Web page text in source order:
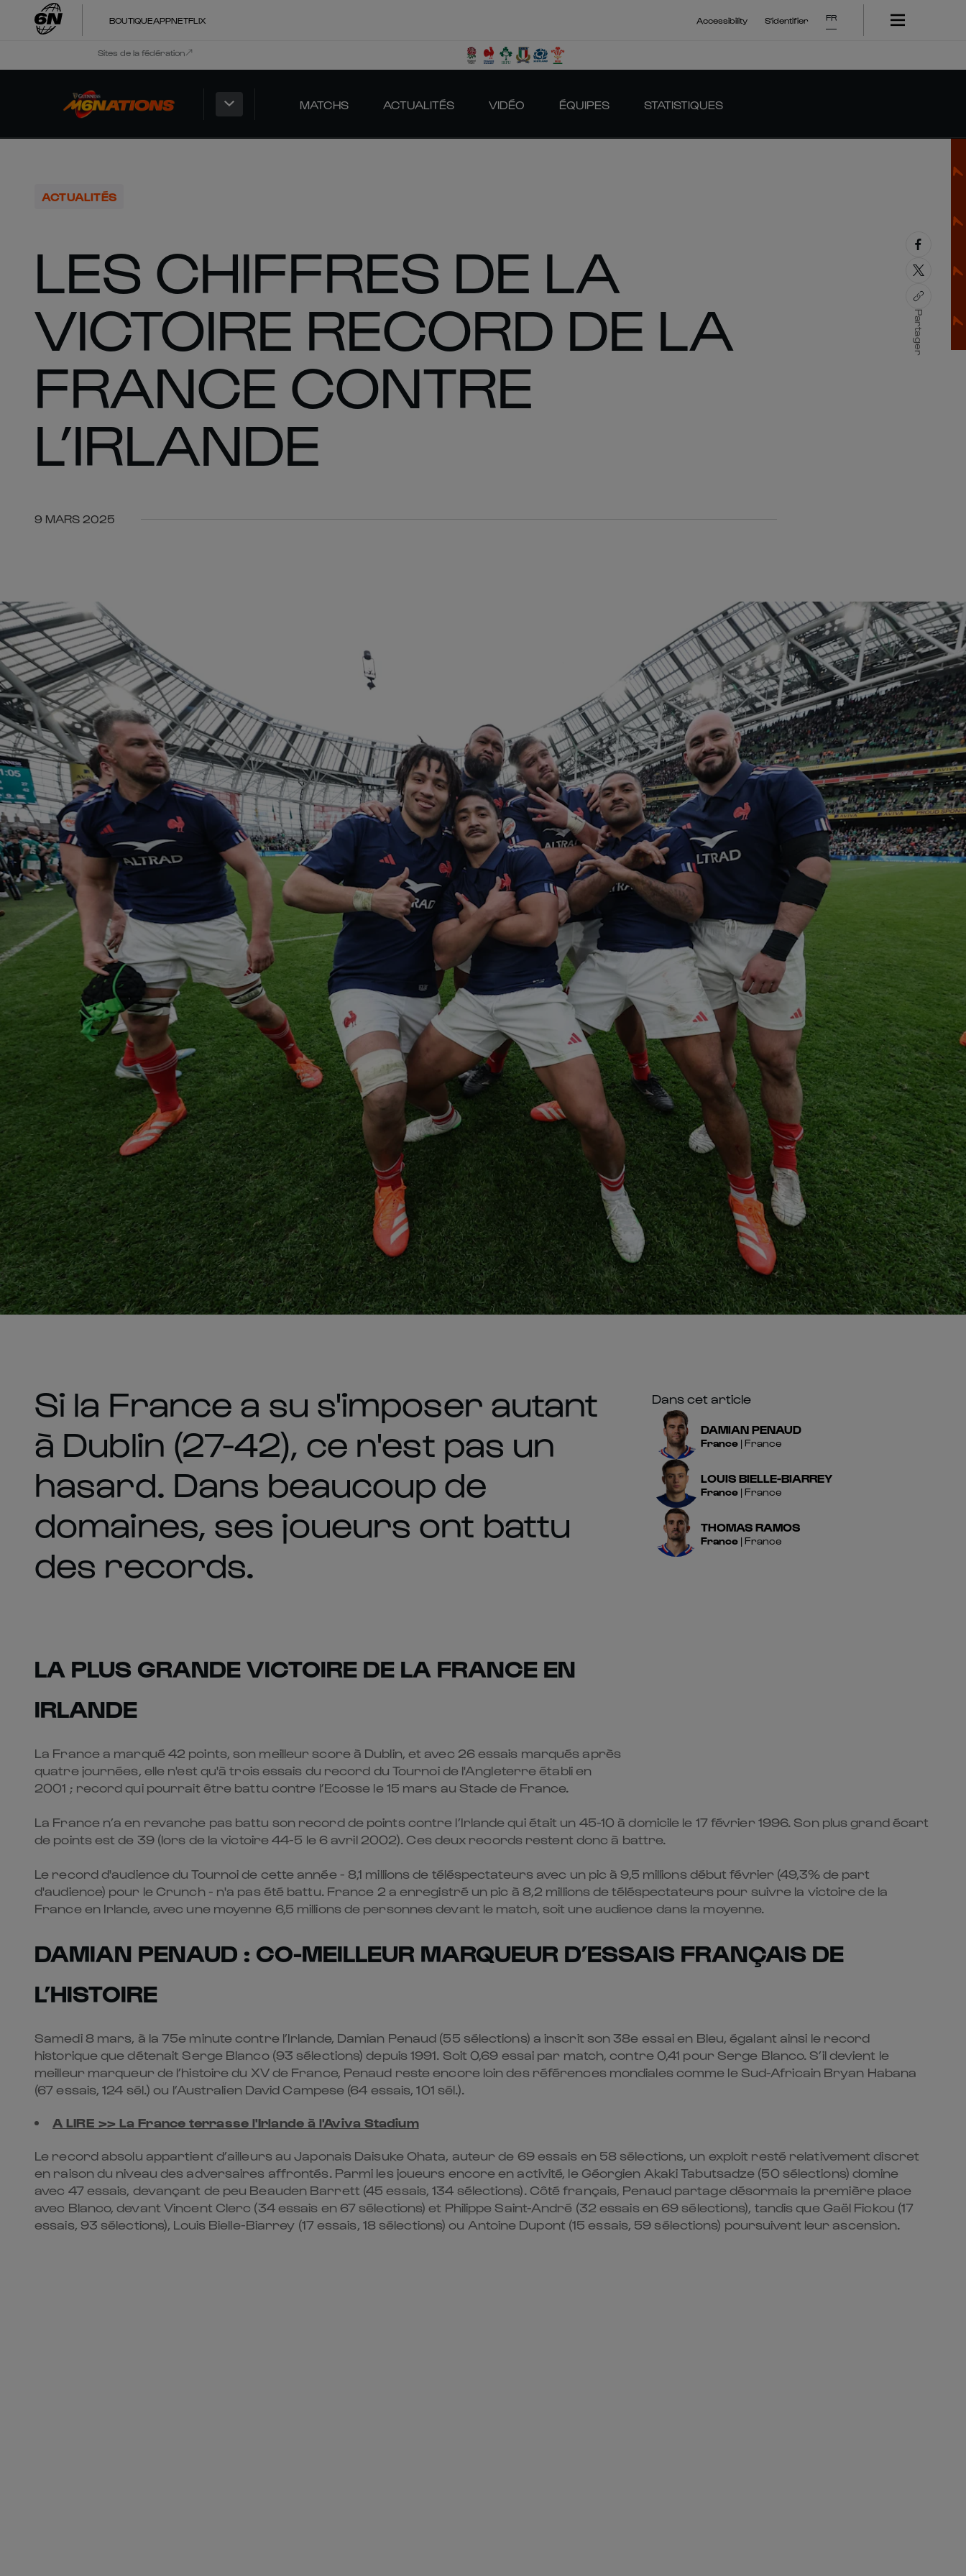
BOUTIQUEAPPNETFLIX Accessibility S'identifier FR
Sites de la fédération
MATCHS ACTUALITÉS VIDÉO ÉQUIPES STATISTIQUES
ACTUALITÉS
LES CHIFFRES DE LA
VICTOIRE RECORD DE LA
FRANCE CONTRE
L’IRLANDE
9 MARS 2025
Partager
Dans cet article
DAMIAN PENAUD
France| France
LOUIS BIELLE-BIARREY
France| France
THOMAS RAMOS
France| France
Si la France a su s'imposer autant
à Dublin (27-42), ce n'est pas un
hasard. Dans beaucoup de
domaines, ses joueurs ont battu
des records.
LA PLUS GRANDE VICTOIRE DE LA FRANCE EN
IRLANDE
La France a marqué 42 points, son meilleur score à Dublin, et avec 26 essais marqués après
quatre journées, elle n'est qu'à trois essais du record du Tournoi de l'Angleterre établi en
2001 ; record qui pourrait être battu contre l’Ecosse le 15 mars au Stade de France.
La France n’a en revanche pas battu son record de points contre l’Irlande qui était un 45-10 à domicile le 17 février 1996. Son plus grand écart
de points est de 39 (lors de la victoire 44-5 le 6 avril 2002). Ces deux records restent donc à battre.
Le record d'audience du Tournoi de cette année - 8,1 millions de téléspectateurs avec un pic à 9,5 millions début février (49,3% de part
d'audience) pour le Crunch - n'a pas été battu. France 2 a enregistré un pic à 8,2 millions de téléspectateurs pour suivre la victoire de la
France en Irlande, avec une moyenne 6,5 millions de personnes devant le match, soit une audience dans la moyenne.
DAMIAN PENAUD : CO-MEILLEUR MARQUEUR D’ESSAIS FRANÇAIS DE
L’HISTOIRE
Samedi 8 mars, à la 75e minute contre l’Irlande, Damian Penaud (55 sélections) a inscrit son 38e essai en Bleu, égalant ainsi le record
historique que détenait Serge Blanco (93 sélections) depuis 1991. Soit 0,69 essai par match, contre 0,41 pour Serge Blanco. S’il devient le
meilleur marqueur de l’histoire du XV de France, Penaud reste encore loin des références mondiales comme le Sud-Africain Bryan Habana
(67 essais, 124 sél.) ou l’Australien David Campese (64 essais, 101 sél.).
A LIRE >> La France terrasse l'Irlande à l'Aviva Stadium
Le record absolu appartient d’ailleurs au Japonais Daisuke Ohata, auteur de 69 essais en 58 sélections, un exploit resté relativement discret
en raison du niveau des adversaires affrontés. Parmi les joueurs encore en activité, le Géorgien Akaki Tabutsadze (50 sélections) domine
avec 47 essais, devançant de peu Beauden Barrett (45 essais, 134 sélections). Côté français, Penaud partage désormais la première place
avec Blanco, devant Vincent Clerc (34 essais en 67 sélections) et Philippe Saint-André (32 essais en 69 sélections), tandis que Gaël Fickou (17
essais, 93 sélections), Louis Bielle-Biarrey (17 essais, 18 sélections) ou Antoine Dupont (15 essais, 59 sélections) poursuivent leur ascension.